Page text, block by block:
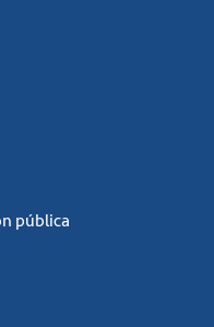
pública